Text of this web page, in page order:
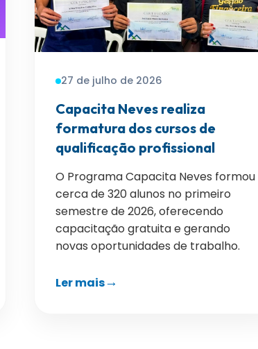
27 de julho de 2026
Capacita Neves realiza
formatura dos cursos de
qualificação profissional
O Programa Capacita Neves formou
cerca de 320 alunos no primeiro
semestre de 2026, oferecendo
capacitação gratuita e gerando
novas oportunidades de trabalho.
Ler mais